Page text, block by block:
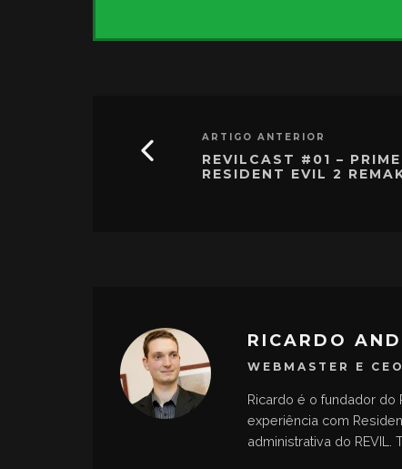
ARTIGO ANTERIOR
REVILCAST #01 –
RESIDENT EVIL 2
RICARDO
WEBMASTER E
Ricardo é o fundador do
experiência com
administrativa do